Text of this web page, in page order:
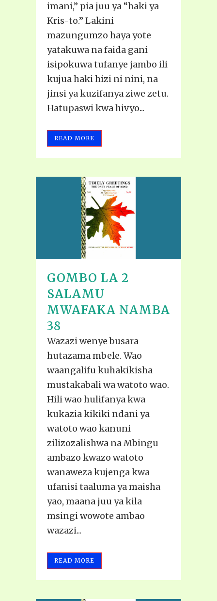
imani,” pia juu ya “haki ya
Kris-to.” Lakini
mazungumzo haya yote
yatakuwa na faida gani
isipokuwa tufanye jambo ili
kujua haki hizi ni nini, na
jinsi ya kuzifanya ziwe zetu.
Hatupaswi kwa hivyo...
READ MORE
GOMBO LA 2
SALAMU
MWAFAKA NAMBA
38
Wazazi wenye busara
hutazama mbele. Wao
waangalifu kuhakikisha
mustakabali wa watoto wao.
Hili wao hulifanya kwa
kukazia kikiki ndani ya
watoto wao kanuni
zilizozalishwa na Mbingu
ambazo kwazo watoto
wanaweza kujenga kwa
ufanisi taaluma ya maisha
yao, maana juu ya kila
msingi wowote ambao
wazazi...
READ MORE